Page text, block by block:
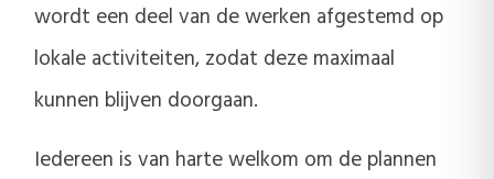
wordt een deel van de werken afgestemd op
lokale activiteiten, zodat deze maximaal
kunnen blijven doorgaan.
Iedereen is van harte welkom om de plannen